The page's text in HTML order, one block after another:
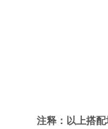
注释：以上搭配均